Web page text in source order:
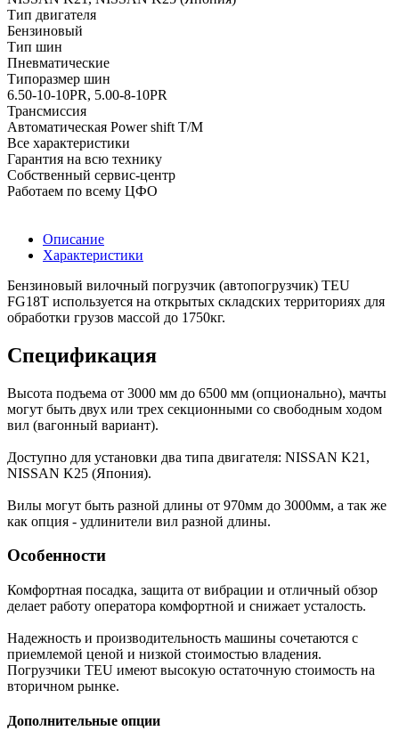
Тип двигателя
Бензиновый
Тип шин
Пневматические
Типоразмер шин
6.50-10-10PR, 5.00-8-10PR
Трансмиссия
Автоматическая Power shift Т/М
Все характеристики
Гарантия на всю технику
Собственный сервис-центр
Работаем по всему ЦФО
Описание
Характеристики
Бензиновый вилочный погрузчик (автопогрузчик) TEU
FG18T используется на открытых складских территориях для
обработки грузов массой до 1750кг.
Спецификация
Высота подъема от 3000 мм до 6500 мм (опционально), мачты
могут быть двух или трех секционными со свободным ходом
вил (вагонный вариант).
Доступно для установки два типа двигателя: NISSAN K21,
NISSAN K25 (Япония).
Вилы могут быть разной длины от 970мм до 3000мм, а так же
как опция - удлинители вил разной длины.
Особенности
Комфортная посадка, защита от вибрации и отличный обзор
делает работу оператора комфортной и снижает усталость.
Надежность и производительность машины сочетаются с
приемлемой ценой и низкой стоимостью владения.
Погрузчики TEU имеют высокую остаточную стоимость на
вторичном рынке.
Дополнительные опции